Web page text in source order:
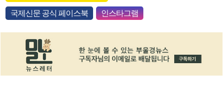
국제신문 공식 페이스북 인스타그램